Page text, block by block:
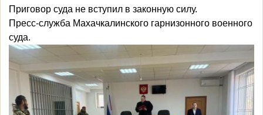
Приговор суда не вступил в законную силу.
Пресс-служба Махачкалинского гарнизонного военного
суда.